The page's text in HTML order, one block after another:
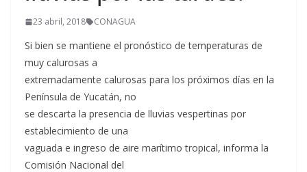
23 abril, 2018 CONAGUA
Si bien se mantiene el pronóstico de temperaturas de
muy calurosas a
extremadamente calurosas para los próximos días en la
Península de Yucatán, no
se descarta la presencia de lluvias vespertinas por
establecimiento de una
vaguada e ingreso de aire marítimo tropical, informa la
Comisión Nacional del